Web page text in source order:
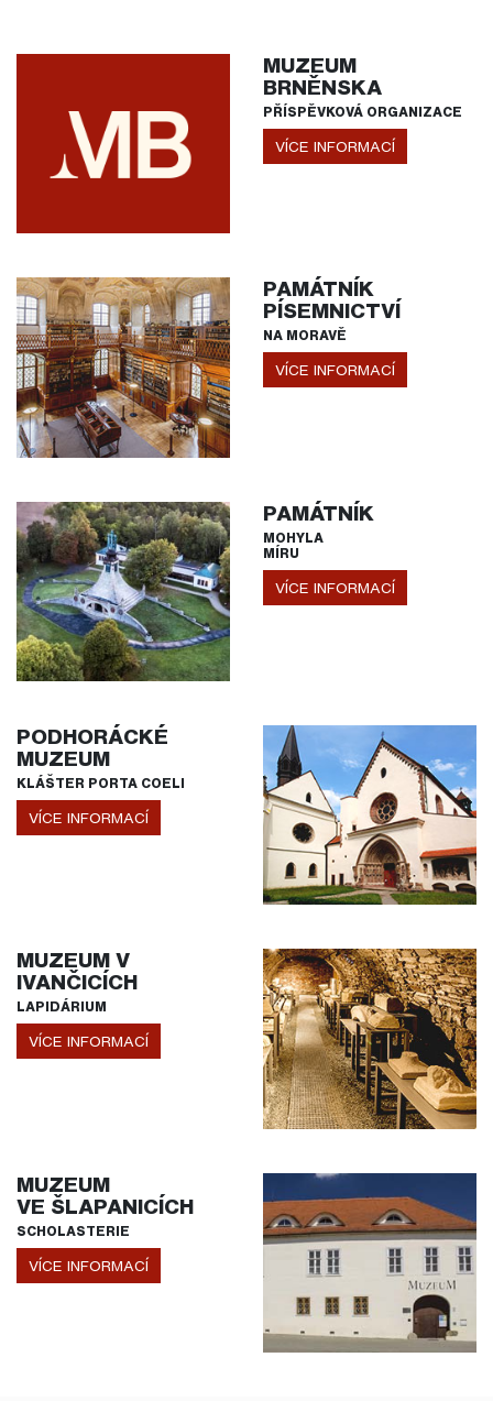
MUZEUM
BRNĚNSKA
PŘÍSPĚVKOVÁ ORGANIZACE
VÍCE INFORMACÍ
PAMÁTNÍK
PÍSEMNICTVÍ
NA MORAVĚ
VÍCE INFORMACÍ
PAMÁTNÍK
MOHYLA
MÍRU
VÍCE INFORMACÍ
PODHORÁCKÉ
MUZEUM
KLÁŠTER PORTA COELI
VÍCE INFORMACÍ
MUZEUM V
IVANČICÍCH
LAPIDÁRIUM
VÍCE INFORMACÍ
MUZEUM
VE ŠLAPANICÍCH
SCHOLASTERIE
VÍCE INFORMACÍ